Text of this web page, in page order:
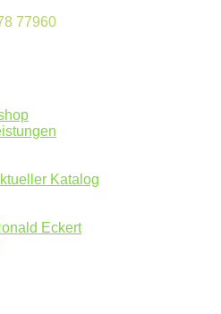
77960
Katalog
Eckert